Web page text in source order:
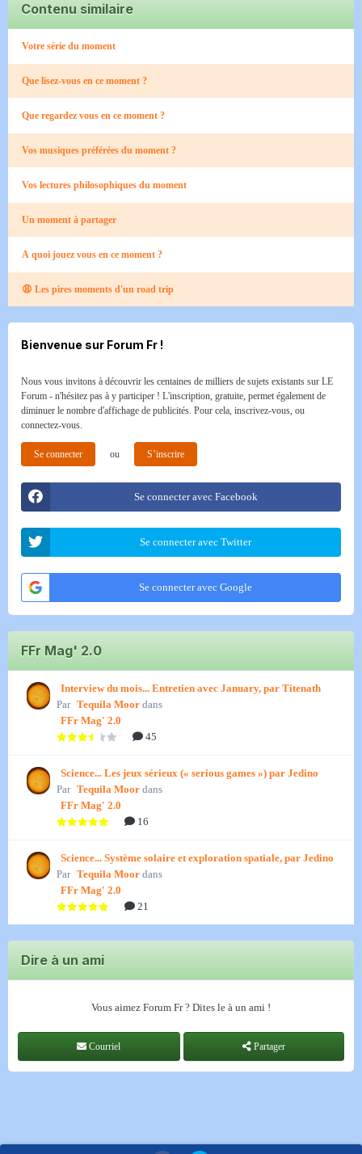
Contenu similaire
Votre série du moment
Que lisez-vous en ce moment ?
Que regardez vous en ce moment ?
Vos musiques préférées du moment ?
Vos lectures philosophiques du moment
Un moment à partager
A quoi jouez vous en ce moment ?
😩 Les pires moments d'un road trip​
Bienvenue sur Forum Fr !
Nous vous invitons à découvrir les centaines de milliers de sujets existants sur LE
Forum - n'hésitez pas à y participer ! L'inscription, gratuite, permet également de
diminuer le nombre d'affichage de publicités. Pour cela, inscrivez-vous, ou
connectez-vous.
Se connecter ou S’inscrire
Se connecter avec Facebook
Se connecter avec Twitter
Se connecter avec Google
FFr Mag' 2.0
Interview du mois... Entretien avec January, par Titenath
Par Tequila Moor dans
FFr Mag' 2.0
45
Science... Les jeux sérieux (« serious games ») par Jedino
Par Tequila Moor dans
FFr Mag' 2.0
16
Science... Système solaire et exploration spatiale, par Jedino
Par Tequila Moor dans
FFr Mag' 2.0
21
Dire à un ami
Vous aimez Forum Fr ? Dites le à un ami !
Courriel Partager